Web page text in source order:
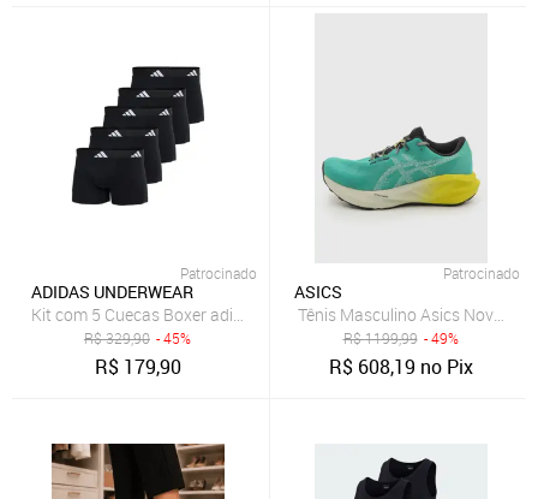
Patrocinado
ADIDAS UNDERWEAR
Kit com 5 Cuecas Boxer adidas Underwear Preto
R$329,90 - 45%
R$ 179,90
Patrocinado
ASICS
Tênis Masculino Asics
R$1199,99 - 49%
R$ 608,19 no Pix